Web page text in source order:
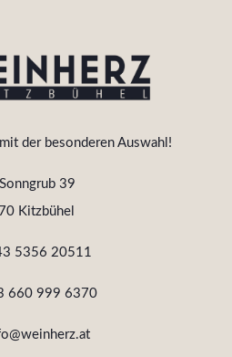
der besonderen Auswahl!
Sonngrub 39
Kitzbühel
5356 20511
660 999 6370